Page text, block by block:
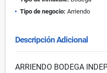
Tipo de negocio: Arriendo
Descripción Adicional
ARRIENDO BODEGA